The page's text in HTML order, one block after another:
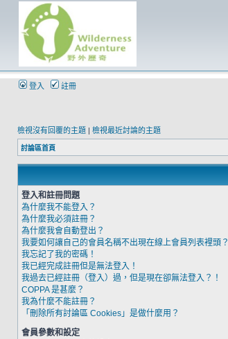
登入 註冊
檢視沒有回覆的主題 | 檢視最近討論的主題
討論區首頁
登入和註冊問題
為什麼我不能登入？
為什麼我必須註冊？
為什麼我會自動登出？
我要如何讓自己的會員名稱不出現在線上會員列表裡頭？
我忘記了我的密碼！
我已經完成註冊但是無法登入！
我過去已經註冊（登入）過，但是現在卻無法登入？！
COPPA 是甚麼？
我為什麼不能註冊？
「刪除所有討論區 Cookies」是做什麼用？
會員參數和設定